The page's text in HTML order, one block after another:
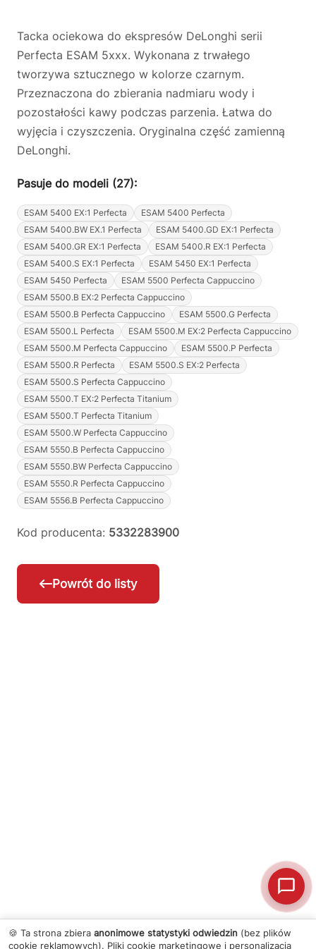
Tacka ociekowa do ekspresów DeLonghi serii
Perfecta ESAM 5xxx. Wykonana z trwałego
tworzywa sztucznego w kolorze czarnym.
Przeznaczona do zbierania nadmiaru wody i
pozostałości kawy podczas parzenia. Łatwa do
wyjęcia i czyszczenia. Oryginalna część zamienną
DeLonghi.
Pasuje do modeli (27):
ESAM 5400 EX:1 Perfecta
ESAM 5400 Perfecta
ESAM 5400.BW EX.1 Perfecta
ESAM 5400.GD EX:1 Perfecta
ESAM 5400.GR EX:1 Perfecta
ESAM 5400.R EX:1 Perfecta
ESAM 5400.S EX:1 Perfecta
ESAM 5450 EX:1 Perfecta
ESAM 5450 Perfecta
ESAM 5500 Perfecta Cappuccino
ESAM 5500.B EX:2 Perfecta Cappuccino
ESAM 5500.B Perfecta Cappuccino
ESAM 5500.G Perfecta
ESAM 5500.L Perfecta
ESAM 5500.M EX:2 Perfecta Cappuccino
ESAM 5500.M Perfecta Cappuccino
ESAM 5500.P Perfecta
ESAM 5500.R Perfecta
ESAM 5500.S EX:2 Perfecta
ESAM 5500.S Perfecta Cappuccino
ESAM 5500.T EX:2 Perfecta Titanium
ESAM 5500.T Perfecta Titanium
ESAM 5500.W Perfecta Cappuccino
ESAM 5550.B Perfecta Cappuccino
ESAM 5550.BW Perfecta Cappuccino
ESAM 5550.R Perfecta Cappuccino
ESAM 5556.B Perfecta Cappuccino
Kod producenta: 5332283900
Powrót do listy
🍪 Ta strona zbiera anonimowe statystyki odwiedzin (bez plików
cookie reklamowych). Pliki cookie marketingowe i personalizacja